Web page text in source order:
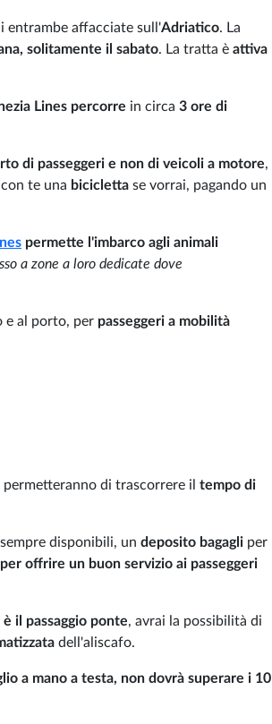
entrambe affacciate sull'Adriatico. La
solitamente il sabato. La tratta è attiva
Lines percorre in circa 3 ore di
di passeggeri e non di veicoli a motore,
te una bicicletta se vorrai, pagando un
permette l'imbarco agli animali
a zone a loro dedicate dove
e al porto, per passeggeri a mobilità
di trascorrere il tempo di
sempre disponibili, un deposito bagagli per
offrire un buon servizio ai passeggeri
il passaggio ponte, avrai la possibilità di
dell'aliscafo.
a mano a testa, non dovrà superare i 10